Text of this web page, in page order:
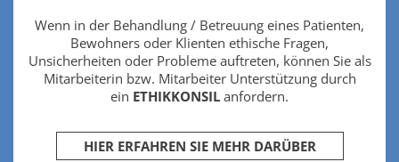
Wenn in der Behandlung / Betreuung eines Patienten,
Bewohners oder Klienten ethische Fragen,
Unsicherheiten oder Probleme auftreten, können Sie als
Mitarbeiterin bzw. Mitarbeiter Unterstützung durch
ein ETHIKKONSIL anfordern.
HIER ERFAHREN SIE MEHR DARÜBER